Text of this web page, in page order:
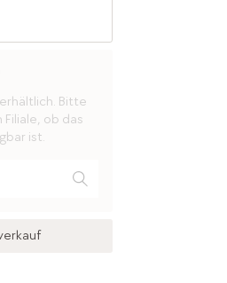
Bitte
ob das
ist.